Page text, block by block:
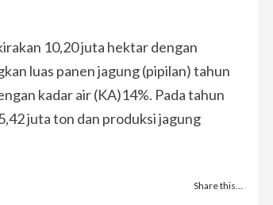
10,20 juta hektar dengan
luas panen jagung (pipilan) tahun
kadar air (KA)14%. Pada tahun
juta ton dan produksi jagung
Share this…